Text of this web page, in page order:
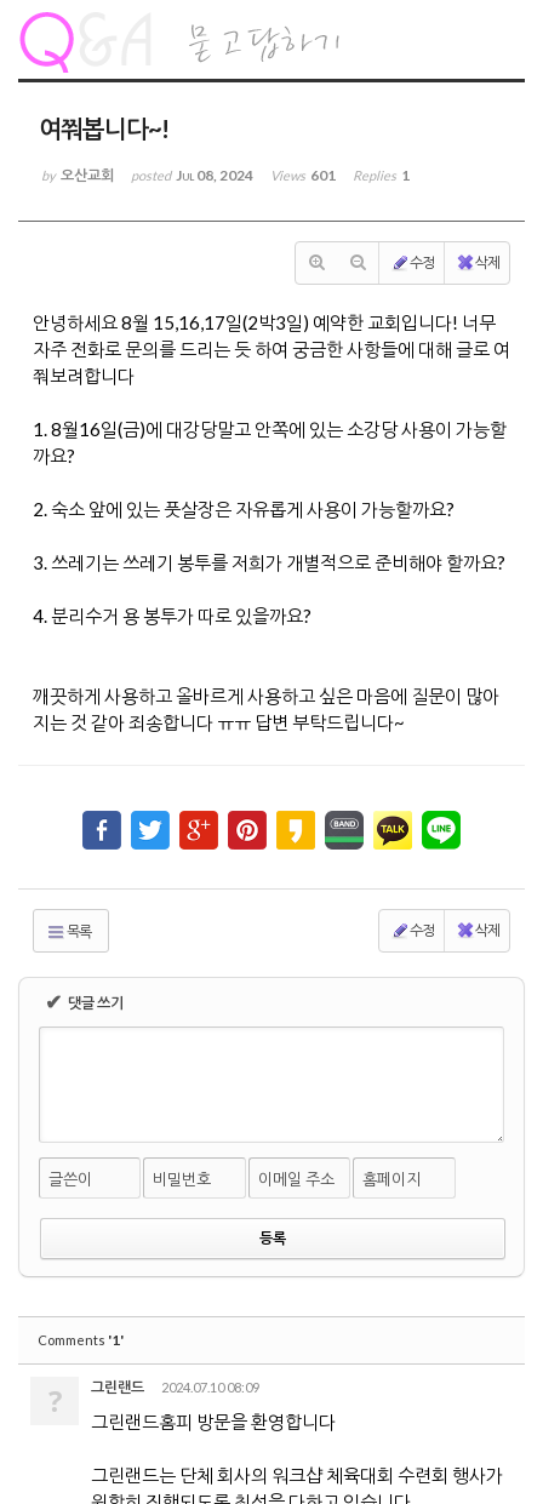
여쭤봅니다~!
by 오산교회 posted Jul 08, 2024 Views 601 Replies 1
수정 삭제
안녕하세요 8월 15,16,17일(2박3일) 예약한 교회입니다! 너무
자주 전화로 문의를 드리는 듯 하여 궁금한 사항들에 대해 글로 여
쭤보려합니다
1. 8월16일(금)에 대강당말고 안쪽에 있는 소강당 사용이 가능할
까요?
2. 숙소 앞에 있는 풋살장은 자유롭게 사용이 가능할까요?
3. 쓰레기는 쓰레기 봉투를 저희가 개별적으로 준비해야 할까요?
4. 분리수거 용 봉투가 따로 있을까요?
깨끗하게 사용하고 올바르게 사용하고 싶은 마음에 질문이 많아
지는 것 같아 죄송합니다 ㅠㅠ 답변 부탁드립니다~
목록 수정 삭제
✔ 댓글 쓰기
글쓴이 비밀번호 이메일 주소 홈페이지
Comments '1'
? 그린랜드 2024.07.10 08:09
그린랜드홈피 방문을 환영합니다
그린랜드는 단체 회사의 워크샵 체육대회 수련회 행사가